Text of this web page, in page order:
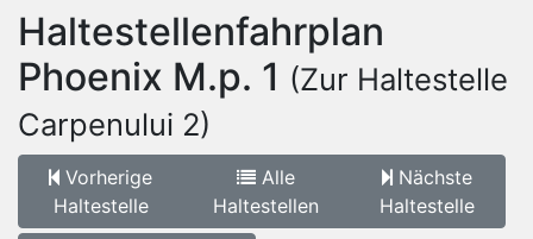
Haltestellenfahrplan
Phoenix M.p. 1 (Zur Haltestelle
Carpenului 2)
Vorherige
Haltestelle
Alle
Haltestellen
Nächste
Haltestelle